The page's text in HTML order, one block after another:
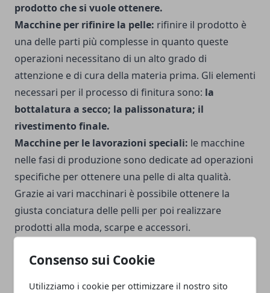
Consenso sui Cookie
Utilizziamo i cookie per ottimizzare il nostro sito
prodotto che si vuole ottenere.
Macchine per rifinire la pelle: rifinire il prodotto è
una delle parti più complesse in quanto queste
operazioni necessitano di un alto grado di
attenzione e di cura della materia prima. Gli elementi
necessari per il processo di finitura sono: la
bottalatura a secco; la palissonatura; il
rivestimento finale.
Macchine per le lavorazioni speciali: le macchine
nelle fasi di produzione sono dedicate ad operazioni
specifiche per ottenere una pelle di alta qualità.
Grazie ai vari macchinari è possibile ottenere la
giusta conciatura delle pelli per poi realizzare
prodotti alla moda, scarpe e accessori.